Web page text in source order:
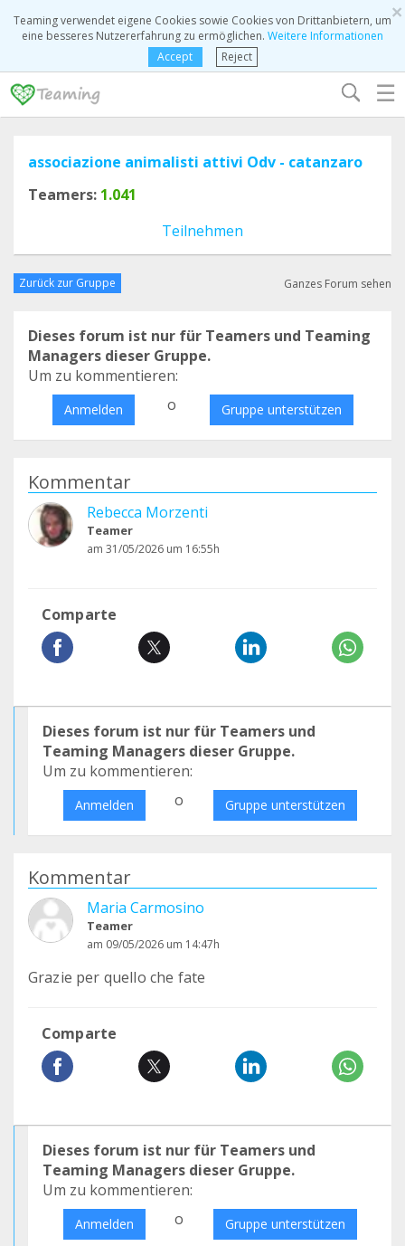
×
Teaming verwendet eigene Cookies sowie Cookies von Drittanbietern, um
eine besseres Nutzererfahrung zu ermöglichen. Weitere Informationen
Accept
Reject
☰
associazione animalisti attivi Odv - catanzaro
Teamers: 1.041
Teilnehmen
Zurück zur Gruppe Ganzes Forum sehen
Dieses forum ist nur für Teamers und Teaming
Managers dieser Gruppe.
Um zu kommentieren:
Anmelden o Gruppe unterstützen
Kommentar
Rebecca Morzenti
Teamer
am 31/05/2026 um 16:55h
Comparte
Dieses forum ist nur für Teamers und
Teaming Managers dieser Gruppe.
Um zu kommentieren:
Anmelden o Gruppe unterstützen
Kommentar
Maria Carmosino
Teamer
am 09/05/2026 um 14:47h
Grazie per quello che fate
Comparte
Dieses forum ist nur für Teamers und
Teaming Managers dieser Gruppe.
Um zu kommentieren:
Anmelden o Gruppe unterstützen